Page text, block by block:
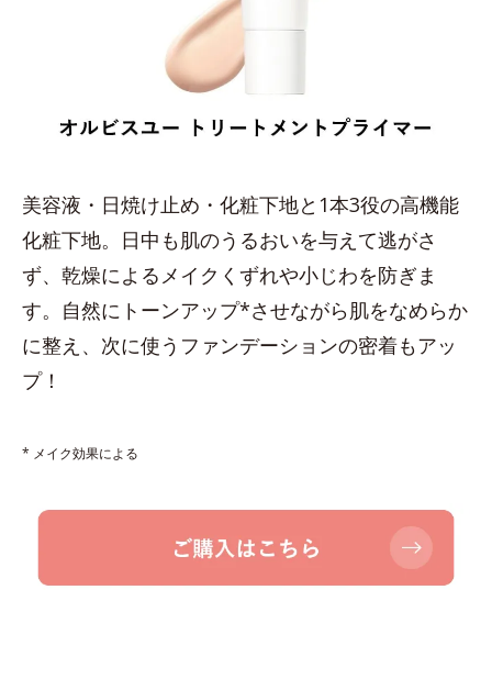
美容液・日焼け止め・化粧下地と1本3役の高機能
化粧下地。日中も肌のうるおいを与えて逃がさ
ず、乾燥によるメイクくずれや小じわを防ぎま
す。自然にトーンアップ*させながら肌をなめらか
に整え、次に使うファンデーションの密着もアッ
プ！
* メイク効果による